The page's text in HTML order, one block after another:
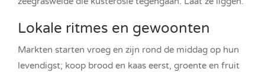
Lokale ritmes en gewoonten
Markten starten vroeg en zijn rond de middag op hun
levendigst; koop brood en kaas eerst, groente en fruit